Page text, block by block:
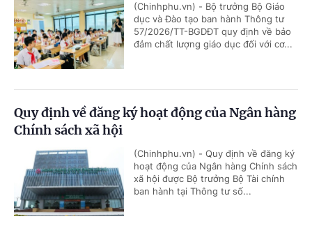
(Chinhphu.vn) - Bộ trưởng Bộ Giáo
dục và Đào tạo ban hành Thông tư
57/2026/TT-BGDĐT quy định về bảo
đảm chất lượng giáo dục đối với cơ...
Quy định về đăng ký hoạt động của Ngân hàng
Chính sách xã hội
(Chinhphu.vn) - Quy định về đăng ký
hoạt động của Ngân hàng Chính sách
xã hội được Bộ trưởng Bộ Tài chính
ban hành tại Thông tư số...